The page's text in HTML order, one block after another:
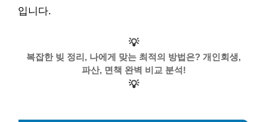
입니다.
💡
복잡한 빚 정리, 나에게 맞는 최적의 방법은? 개인회생,
파산, 면책 완벽 비교 분석!
💡